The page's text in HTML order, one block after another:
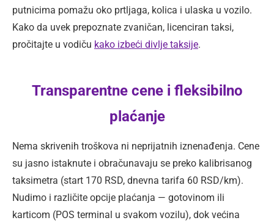
putnicima pomažu oko prtljaga, kolica i ulaska u vozilo.
Kako da uvek prepoznate zvaničan, licenciran taksi,
pročitajte u vodiču kako izbeći divlje taksije.
Transparentne cene i fleksibilno
plaćanje
Nema skrivenih troškova ni neprijatnih iznenađenja. Cene
su jasno istaknute i obračunavaju se preko kalibrisanog
taksimetra (start 170 RSD, dnevna tarifa 60 RSD/km).
Nudimo i različite opcije plaćanja — gotovinom ili
karticom (POS terminal u svakom vozilu), dok većina